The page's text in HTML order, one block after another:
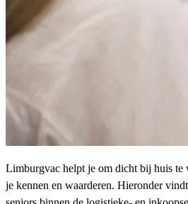
Limburgvac helpt je om dicht bij huis te
je kennen en waarderen. Hieronder